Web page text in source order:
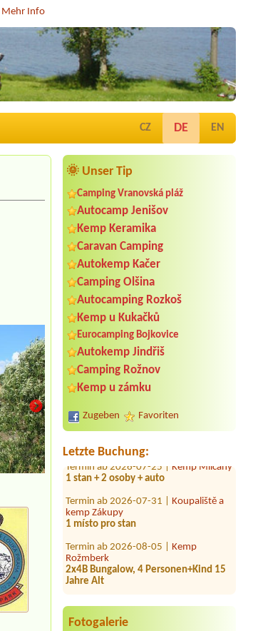
Mehr Info
CZ DE EN
🌞 Unser Tip
Camping Vranovská pláž
Autocamp Jenišov
Kemp Keramika
Caravan Camping
Autokemp Kačer
Camping Olšina
Autocamping Rozkoš
Kemp u Kukačků
Eurocamping Bojkovice
Autokemp Jindřiš
Camping Rožnov
Kemp u zámku
Zugeben Favoriten
Letzte Buchung:
Termin ab 2026-08-08 |
Kajlovec
chatka pro 2 osoby + pes
Termin ab 2026-08-07 |Kemp Rusava
1 místo pro stan
Termin ab 2026-07-25 |
1 stan + 2 osoby + auto
Termin ab 2026-07-31 |
kemp Zákupy
1 místo pro stan
Termin ab 2026-08-05 |
Rožmberk
2x4B Bungalow, 4 Personen+Kind 15
Jahre Alt
Termin ab 2026-08-07 |
1x Stellplatz Wohnmobil 5.40m ohne
Strom
Fotogalerie